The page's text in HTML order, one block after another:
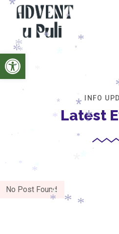
Open toolbar
INFO
Latest
No Post Found
*
*
*
*
*
*
*
*
*
*
*
*
*
*
*
*
*
*
*
*
*
* *
*
*
*